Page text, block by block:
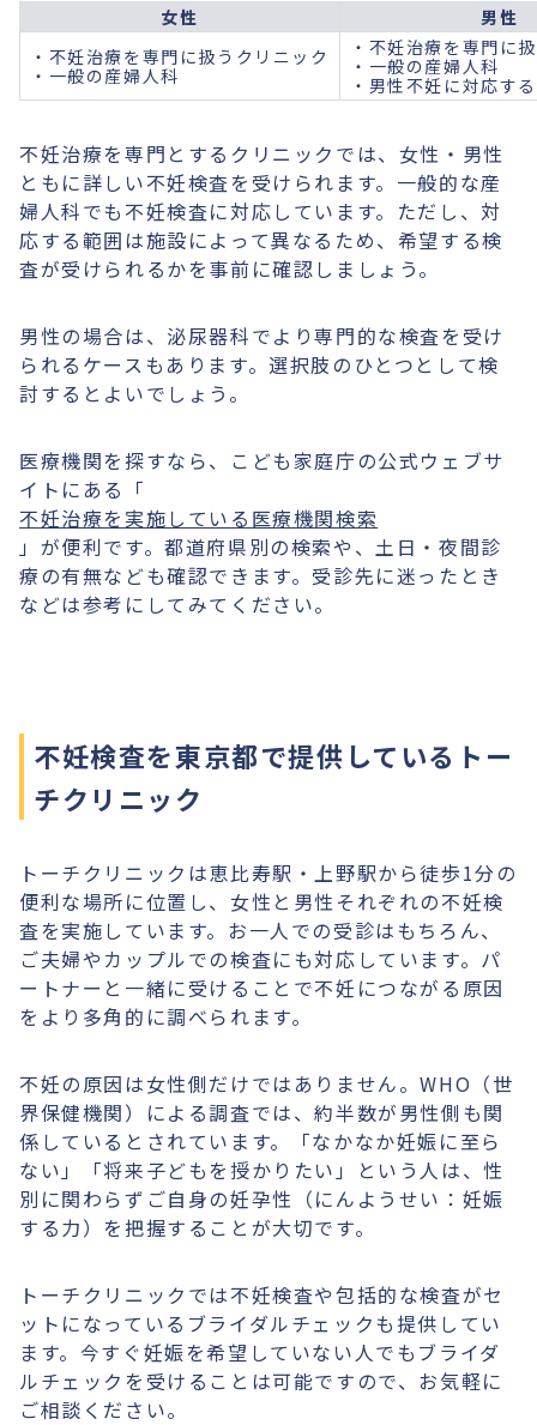
女性
男性
・不妊治療を専門に扱うクリニック
・一般の産婦人科
・不妊治療を専門に
・一般の産婦人科
・男性不妊に対応す
不妊治療を専門とするクリニックでは、女性・男性
ともに詳しい不妊検査を受けられます。一般的な産
婦人科でも不妊検査に対応しています。ただし、対
応する範囲は施設によって異なるため、希望する検
査が受けられるかを事前に確認しましょう。
男性の場合は、泌尿器科でより専門的な検査を受け
られるケースもあります。選択肢のひとつとして検
討するとよいでしょう。
医療機関を探すなら、こども家庭庁の公式ウェブサ
イトにある「
不妊治療を実施している医療機関検索
」が便利です。都道府県別の検索や、土日・夜間診
療の有無なども確認できます。受診先に迷ったとき
などは参考にしてみてください。
不妊検査を東京都で提供しているトー
チクリニック
トーチクリニックは恵比寿駅・上野駅から徒歩1分の
便利な場所に位置し、女性と男性それぞれの不妊検
査を実施しています。お一人での受診はもちろん、
ご夫婦やカップルでの検査にも対応しています。パ
ートナーと一緒に受けることで不妊につながる原因
をより多角的に調べられます。
不妊の原因は女性側だけではありません。WHO（世
界保健機関）による調査では、約半数が男性側も関
係しているとされています。「なかなか妊娠に至ら
ない」「将来子どもを授かりたい」という人は、性
別に関わらずご自身の妊孕性（にんようせい：妊娠
する力）を把握することが大切です。
トーチクリニックでは不妊検査や包括的な検査がセ
ットになっているブライダルチェックも提供してい
ます。今すぐ妊娠を希望していない人でもブライダ
ルチェックを受けることは可能ですので、お気軽に
ご相談ください。